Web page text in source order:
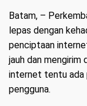
Batam, –
lepas dengan
penciptaan
jauh dan mengirim
internet tentu ada
pengguna.